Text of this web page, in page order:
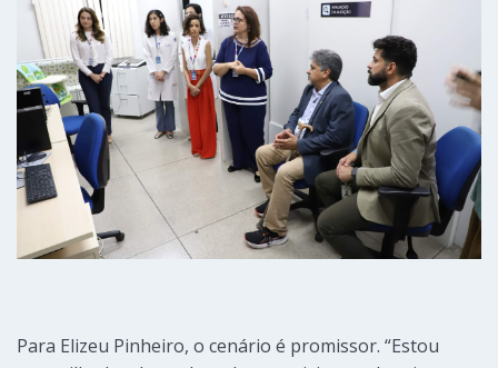
Para Elizeu Pinheiro, o cenário é promissor. “Estou